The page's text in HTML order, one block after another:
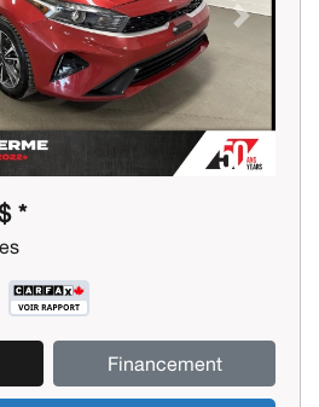
Next
*
Financement